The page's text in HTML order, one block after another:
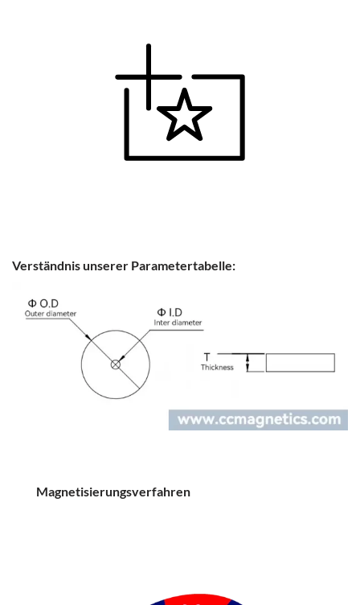
Verständnis unserer Parametertabelle:
Magnetisierungsverfahren